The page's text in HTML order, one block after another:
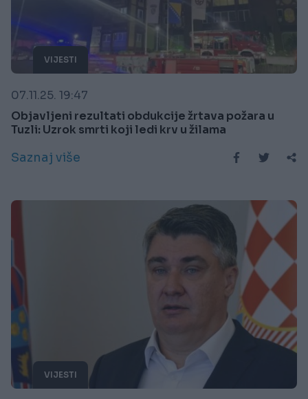
VIJESTI
07.11.25. 19:47
Objavljeni rezultati obdukcije žrtava požara u
Tuzli: Uzrok smrti koji ledi krv u žilama
Saznaj više
VIJESTI